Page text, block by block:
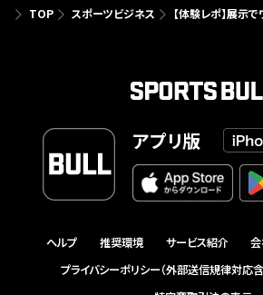
TOP スポーツビジネス 【体験レポ】展示
アプリ版
ヘルプ 推奨環境 サービス紹介
プライバシーポリシー（外部送信規律対応含